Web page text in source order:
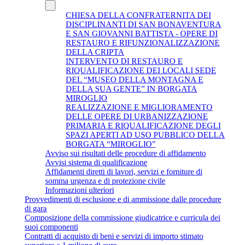
CHIESA DELLA CONFRATERNITA DEI
DISCIPLINANTI DI SAN BONAVENTURA
E SAN GIOVANNI BATTISTA - OPERE DI
RESTAURO E RIFUNZIONALIZZAZIONE
DELLA CRIPTA
INTERVENTO DI RESTAURO E
RIQUALIFICAZIONE DEI LOCALI SEDE
DEL “MUSEO DELLA MONTAGNA E
DELLA SUA GENTE” IN BORGATA
MIROGLIO
REALIZZAZIONE E MIGLIORAMENTO
DELLE OPERE DI URBANIZZAZIONE
PRIMARIA E RIQUALIFICAZIONE DEGLI
SPAZI APERTI AD USO PUBBLICO DELLA
BORGATA “MIROGLIO”
Avviso sui risultati delle procedure di affidamento
Avvisi sistema di qualificazione
Affidamenti diretti di lavori, servizi e forniture di
somma urgenza e di protezione civile
Informazioni ulteriori
Provvedimenti di esclusione e di ammissione dalle procedure
di gara
Composizione della commissione giudicatrice e curricula dei
suoi componenti
Contratti di acquisto di beni e servizi di importo stimato